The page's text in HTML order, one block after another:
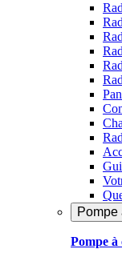
Pompe
Pompe